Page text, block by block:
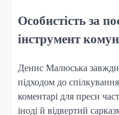
Особистість за
інструмент
Денис Малюська завжди
підходом до
коментарі для преси
іноді й відвертий